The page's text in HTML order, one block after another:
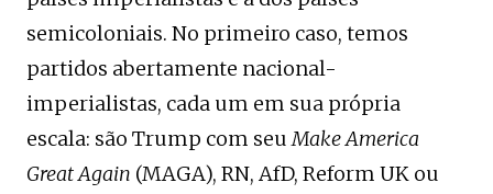
semicoloniais. No primeiro caso, temos
partidos abertamente nacional-
imperialistas, cada um em sua própria
escala: são Trump com seuMake America
Great Again (MAGA), RN, AfD, Reform UK ou